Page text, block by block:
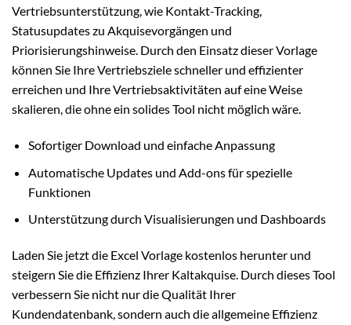
Vertriebsunterstützung, wie Kontakt-Tracking,
Statusupdates zu Akquisevorgängen und
Priorisierungshinweise. Durch den Einsatz dieser Vorlage
können Sie Ihre Vertriebsziele schneller und effizienter
erreichen und Ihre Vertriebsaktivitäten auf eine Weise
skalieren, die ohne ein solides Tool nicht möglich wäre.
Sofortiger Download und einfache Anpassung
Automatische Updates und Add-ons für spezielle
Funktionen
Unterstützung durch Visualisierungen und Dashboards
Laden Sie jetzt die Excel Vorlage kostenlos herunter und
steigern Sie die Effizienz Ihrer Kaltakquise. Durch dieses Tool
verbessern Sie nicht nur die Qualität Ihrer
Kundendatenbank, sondern auch die allgemeine Effizienz